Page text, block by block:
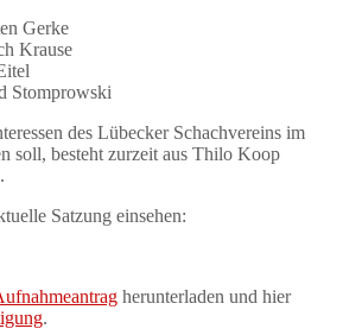
Gerke
Krause
Stomprowski
des Lübecker Schachvereins im
soll, besteht zurzeit aus Thilo Koop
Satzung einsehen:
herunterladen und hier
.